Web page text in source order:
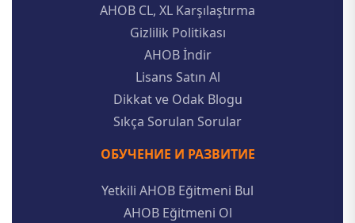
AHOB CL, XL Karşılaştırma
Gizlilik Politikası
AHOB İndir
Lisans Satın Al
Dikkat ve Odak Blogu
Sıkça Sorulan Sorular
ОБУЧЕНИЕ И РАЗВИТИЕ
Yetkili AHOB Eğitmeni Bul
AHOB Eğitmeni Ol